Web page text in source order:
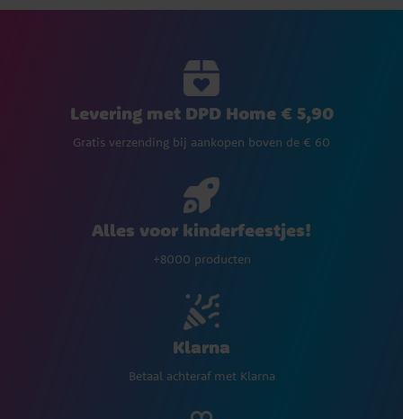
Levering met DPD Home € 5,90
Gratis verzending bij aankopen boven de € 60
Alles voor kinderfeestjes!
+8000 producten
Klarna
Betaal achteraf met Klarna